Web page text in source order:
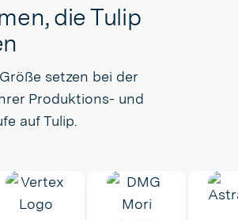
die Tulip
setzen bei der
Produktions- und
auf Tulip.